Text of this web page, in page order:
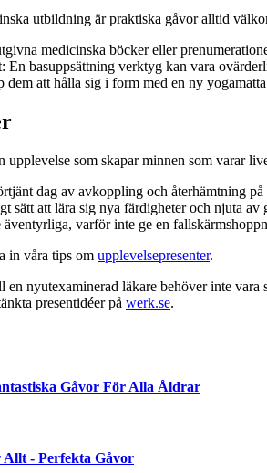
utbildning är praktiska gåvor alltid
medicinska böcker eller
En basuppsättning verktyg kan vara
att hålla sig i form med en ny
upplevelse som skapar minnen som varar
dag av avkoppling och återhämtning
sätt att lära sig nya färdigheter och njuta av
varför inte ge en
in våra tips om upplevelsepresenter.
en nyutexaminerad läkare behöver inte
presentidéer på werk.se.
Gåvor För Alla Åldrar
Allt - Perfekta Gåvor